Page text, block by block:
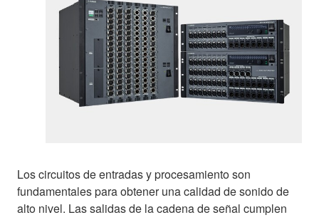
Los circuitos de entradas y procesamiento son
fundamentales para obtener una calidad de sonido de
alto nivel. Las salidas de la cadena de señal cumplen